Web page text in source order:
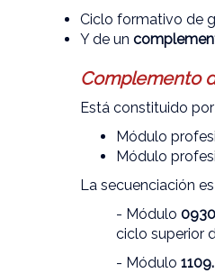
Ciclo formativo de
Y de un
Complemento
Está constituido
Módulo
Módulo
La secuenciación
- Módulo
ciclo superior
- Módulo